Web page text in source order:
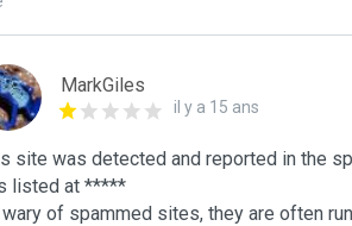
MarkGiles
il y a 15 ans
site was detected and reported in the
listed at *****
wary of spammed sites, they are often